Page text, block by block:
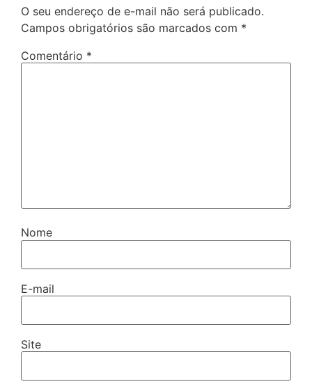
O seu endereço de e-mail não será publicado.
Campos obrigatórios são marcados com *
Comentário *
Nome
E-mail
Site